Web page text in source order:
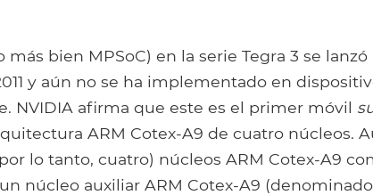
más bien MPSoC) en la serie Tegra 3 se
y aún no se ha implementado en
NVIDIA afirma que este es el primer móvil
ARM Cotex-A9 de cuatro núcleos.
lo tanto, cuatro) núcleos ARM Cotex-A9
núcleo auxiliar ARM Cotex-A9